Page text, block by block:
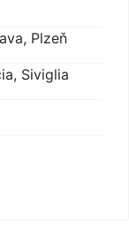
Plzeň
Siviglia